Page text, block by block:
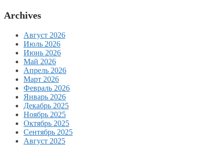
Archives
Август 2026
Июль 2026
Июнь 2026
Май 2026
Апрель 2026
Март 2026
Февраль 2026
Январь 2026
Декабрь 2025
Ноябрь 2025
Октябрь 2025
Сентябрь 2025
Август 2025